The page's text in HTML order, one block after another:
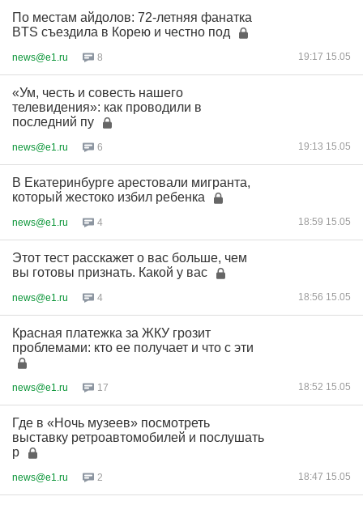
По местам айдолов: 72-летняя фанатка
BTS съездила в Корею и честно под
news@e1.ru 8 19:17 15.05
«Ум, честь и совесть нашего
телевидения»: как проводили в
последний пу
news@e1.ru 6 19:13 15.05
В Екатеринбурге арестовали мигранта,
который жестоко избил ребенка
news@e1.ru 4 18:59 15.05
Этот тест расскажет о вас больше, чем
вы готовы признать. Какой у вас
news@e1.ru 4 18:56 15.05
Красная платежка за ЖКУ грозит
проблемами: кто ее получает и что с эти
news@e1.ru 17 18:52 15.05
Где в «Ночь музеев» посмотреть
выставку ретроавтомобилей и послушать
р
news@e1.ru 2 18:47 15.05